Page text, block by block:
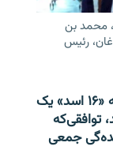
محمد بن
رئیس
عربستان سعودی، پاکستان و ترکیه روز جمعه «۱۶ اسد» یک
توافقی‌که
جمعی